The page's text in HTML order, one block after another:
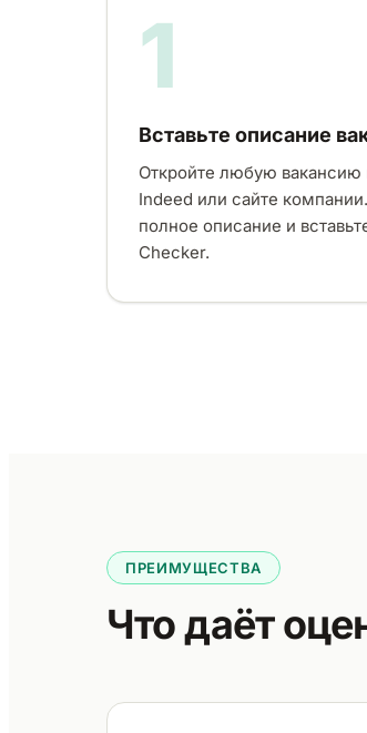
1
Вставьте описание
Откройте любую вакансию
Indeed или сайте
полное описание и
Checker.
ПРЕИМУЩЕСТВА
Что даёт